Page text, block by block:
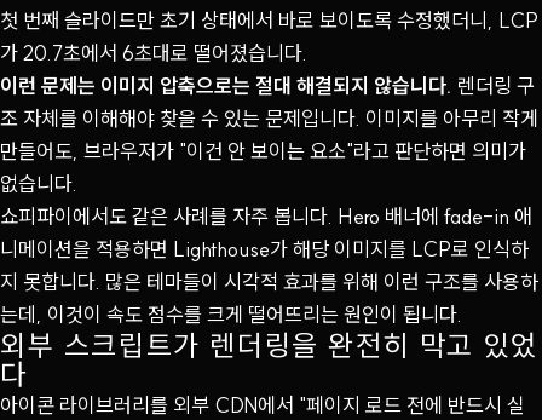
첫 번째 슬라이드만 초기 상태에서 바로 보이도록 수정했더니, LCP
가 20.7초에서 6초대로 떨어졌습니다.
이런 문제는 이미지 압축으로는 절대 해결되지 않습니다. 렌더링 구
조 자체를 이해해야 찾을 수 있는 문제입니다. 이미지를 아무리 작게
만들어도, 브라우저가 "이건 안 보이는 요소"라고 판단하면 의미가
없습니다.
쇼피파이에서도 같은 사례를 자주 봅니다. Hero 배너에 fade-in 애
니메이션을 적용하면 Lighthouse가 해당 이미지를 LCP로 인식하
지 못합니다. 많은 테마들이 시각적 효과를 위해 이런 구조를 사용하
는데, 이것이 속도 점수를 크게 떨어뜨리는 원인이 됩니다.
외부 스크립트가 렌더링을 완전히 막고 있었
다
아이콘 라이브러리를 외부 CDN에서 "페이지 로드 전에 반드시 실